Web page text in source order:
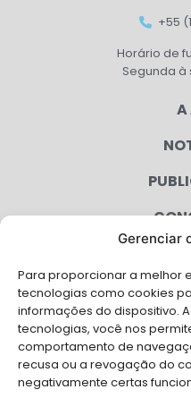
Gerenciar
Para proporcionar a melhor
tecnologias como cookies
informações do dispositivo.
tecnologias, você nos
comportamento de
recusa ou a revogação do
negativamente certas
+55
Horário de
Segunda à
A